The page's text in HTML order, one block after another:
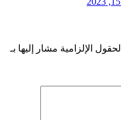
الحقول الإلزامية مشار إليها بـ